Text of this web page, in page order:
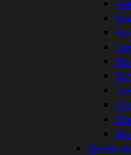
Hunde